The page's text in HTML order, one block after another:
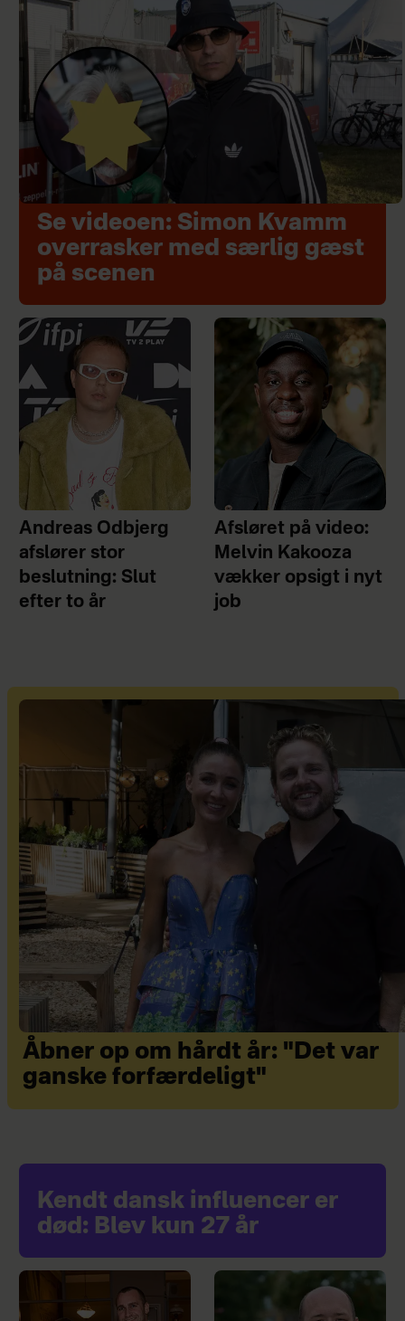
Se videoen: Simon Kvamm
overrasker med særlig gæst
på scenen
Andreas Odbjerg
afslører stor
beslutning: Slut
efter to år
Afsløret på video:
Melvin Kakooza
vækker opsigt i nyt
job
Åbner op om hårdt år: "Det var
ganske forfærdeligt"
Kendt dansk influencer er
død: Blev kun 27 år